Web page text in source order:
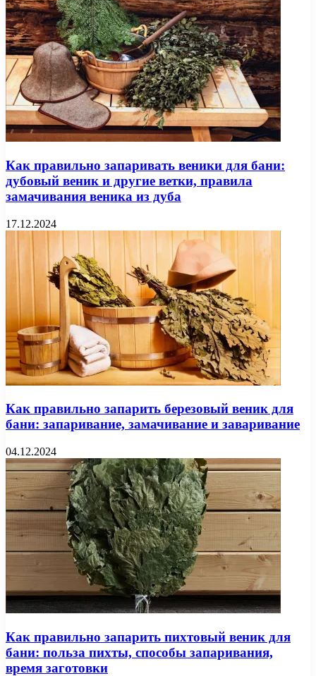
Как правильно запаривать веники для бани:
дубовый веник и другие ветки, правила
замачивания веника из дуба
17.12.2024
Как правильно запарить березовый веник для
бани: запаривание, замачивание и заваривание
04.12.2024
Как правильно запарить пихтовый веник для
бани: польза пихты, способы запаривания,
время заготовки